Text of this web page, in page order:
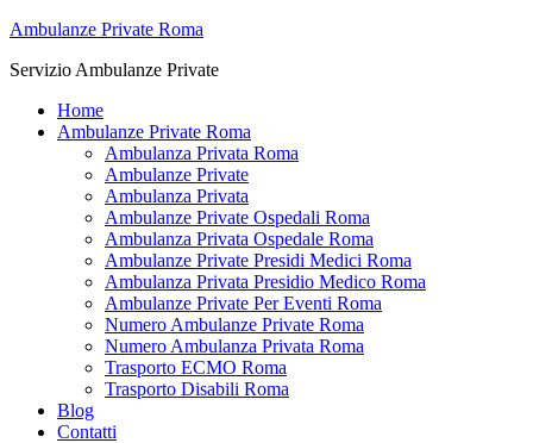
Ambulanze Private Roma
Servizio Ambulanze Private
Home
Ambulanze Private Roma
Ambulanza Privata Roma
Ambulanze Private
Ambulanza Privata
Ambulanze Private Ospedali Roma
Ambulanza Privata Ospedale Roma
Ambulanze Private Presidi Medici Roma
Ambulanza Privata Presidio Medico Roma
Ambulanze Private Per Eventi Roma
Numero Ambulanze Private Roma
Numero Ambulanza Privata Roma
Trasporto ECMO Roma
Trasporto Disabili Roma
Blog
Contatti